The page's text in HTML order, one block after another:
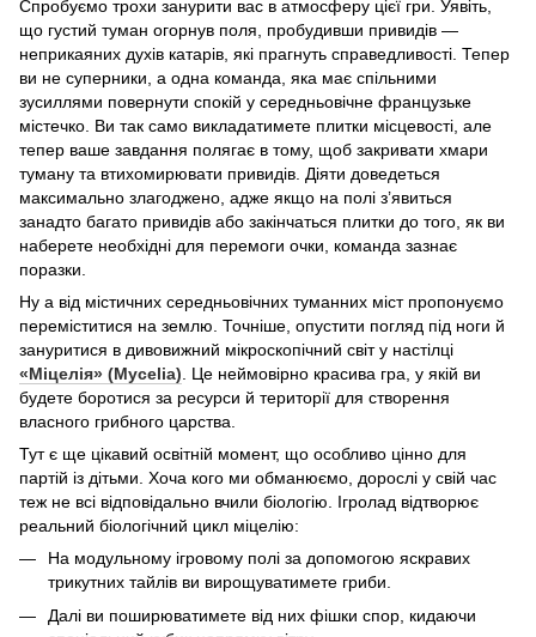
Спробуємо трохи занурити вас в атмосферу цієї гри. Уявіть,
що густий туман огорнув поля, пробудивши привидів —
неприкаяних духів катарів, які прагнуть справедливості. Тепер
ви не суперники, а одна команда, яка має спільними
зусиллями повернути спокій у середньовічне французьке
містечко. Ви так само викладатимете плитки місцевості, але
тепер ваше завдання полягає в тому, щоб закривати хмари
туману та втихомирювати привидів. Діяти доведеться
максимально злагоджено, адже якщо на полі з’явиться
занадто багато привидів або закінчаться плитки до того, як ви
наберете необхідні для перемоги очки, команда зазнає
поразки.
Ну а від містичних середньовічних туманних міст пропонуємо
переміститися на землю. Точніше, опустити погляд під ноги й
зануритися в дивовижний мікроскопічний світ у настілці
«Міцелія» (Mycelia) . Це неймовірно красива гра, у якій ви
будете боротися за ресурси й території для створення
власного грибного царства.
Тут є ще цікавий освітній момент, що особливо цінно для
партій із дітьми. Хоча кого ми обманюємо, дорослі у свій час
теж не всі відповідально вчили біологію. Ігролад відтворює
реальний біологічний цикл міцелію:
На модульному ігровому полі за допомогою яскравих
трикутних тайлів ви вирощуватимете гриби.
Далі ви поширюватимете від них фішки спор, кидаючи